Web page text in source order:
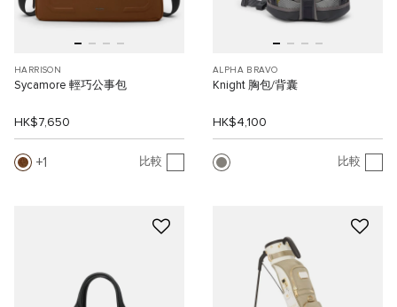
HARRISON
Sycamore 輕巧公事包
HK$7,650
1 比較
ALPHA BRAVO
Knight 胸包/背囊
HK$4,100
比較